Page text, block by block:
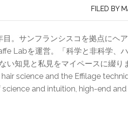
FILED BY
。サンフランシスコを拠点にヘ
Labを運営。「科学と非科学、
い知見と私見をマイペースに綴
hair science and the Effilage
and intuition, high-end